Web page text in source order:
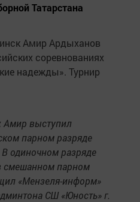
Татарстана
Амир Ардыханов
соревнованиях
надежды». Турнир
Амир выступил
парном разряде
одиночном разряде
смешанном парном
«Мензеля-информ»
СШ «Юность» г.